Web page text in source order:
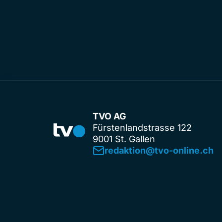
TVO AG
Fürstenlandstrasse 122
9001 St. Gallen
redaktion@tvo-online.ch